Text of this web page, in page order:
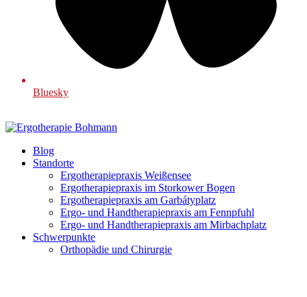
Bluesky
Blog
Standorte
Ergotherapiepraxis Weißensee
Ergotherapiepraxis im Storkower Bogen
Ergotherapiepraxis am Garbátyplatz
Ergo- und Handtherapiepraxis am Fennpfuhl
Ergo- und Handtherapiepraxis am Mirbachplatz
Schwerpunkte
Orthopädie und Chirurgie